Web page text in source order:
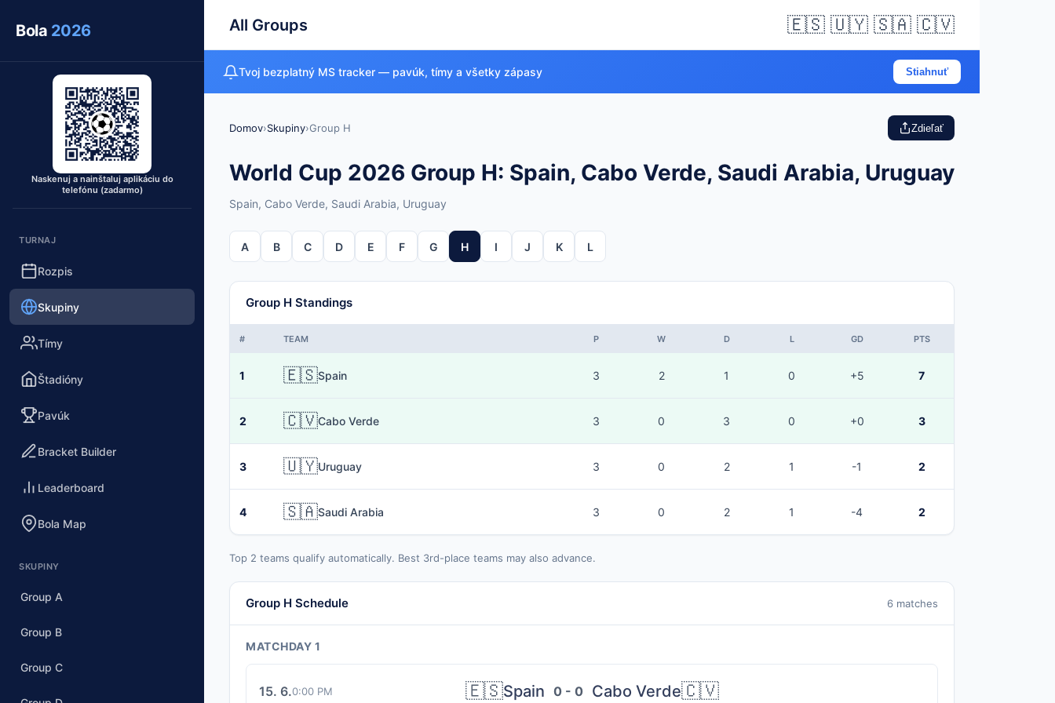
Bola 2026
Naskenuj a nainštaluj aplikáciu do
telefónu (zadarmo)
TURNAJ
Rozpis
Skupiny
Tímy
Štadióny
Pavúk
Bracket Builder
Leaderboard
Bola Map
SKUPINY
Group A
Group B
Group C
All Groups 🇪🇸 🇺🇾 🇸🇦 🇨🇻
Tvoj bezplatný MS tracker — pavúk, tímy a všetky zápasy Stiahnuť
Domov›Skupiny›Group H Zdieľať
World Cup 2026 Group H: Spain, Cabo Verde, Saudi Arabia, Uruguay
Spain, Cabo Verde, Saudi Arabia, Uruguay
A B C D E F G H I J K L
Group H Standings
# TEAM P W D L GD PTS
1 🇪🇸Spain 3 2 1 0 +5 7
2 🇨🇻Cabo Verde 3 0 3 0 +0 3
3 🇺🇾Uruguay 3 0 2 1 -1 2
4 🇸🇦Saudi Arabia 3 0 2 1 -4 2
Top 2 teams qualify automatically. Best 3rd-place teams may also advance.
Group H Schedule 6 matches
MATCHDAY 1
15. 6.0:00 PM 🇪🇸Spain 0 - 0 Cabo Verde🇨🇻